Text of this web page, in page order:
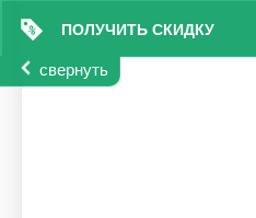
ПОЛУЧИТЬ СКИДКУ
свернуть